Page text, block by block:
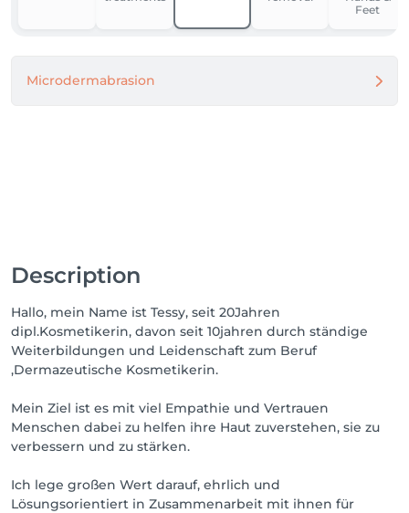
Ich danke für ihr Verständniss und freue mich auf Sie
Feet
Microdermabrasion
Description
Hallo, mein Name ist Tessy, seit 20Jahren
dipl.Kosmetikerin, davon seit 10jahren durch ständige
Weiterbildungen und Leidenschaft zum Beruf
,Dermazeutische Kosmetikerin.
Mein Ziel ist es mit viel Empathie und Vertrauen
Menschen dabei zu helfen ihre Haut zuverstehen, sie zu
verbessern und zu stärken.
Ich lege großen Wert darauf, ehrlich und
Lösungsorientiert in Zusammenarbeit mit ihnen für